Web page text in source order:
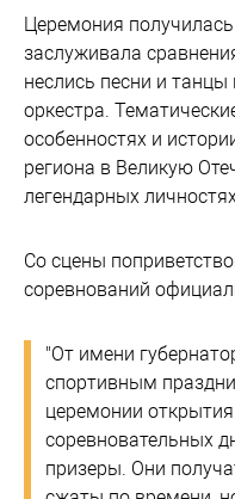
Церемония
заслуживала
неслись песни и
оркестра.
особенностях и
региона в Великую
легендарных
Со сцены
соревнований
"От имени
спортивным
церемонии
соревновательных
призеры. Они